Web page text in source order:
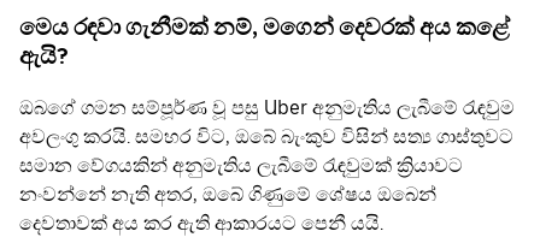
මෙය රඳවා ගැනීමක් නම්, මගෙන් දෙවරක් අය කළේ
ඇයි?
ඔබගේ ගමන සම්පූර්ණ වූ පසු Uber අනුමැතිය ලැබීමේ රැඳවුම
අවලංගු කරයි. සමහර විට, ඔබේ බැංකුව විසින් සත්‍ය ගාස්තුවට
සමාන වේගයකින් අනුමැතිය ලැබීමේ රැඳවුමක් ක්‍රියාවට
නංවන්නේ නැති අතර, ඔබේ ගිණුමේ ශේෂය ඔබෙන්
දෙවතාවක් අය කර ඇති ආකාරයට පෙනී යයි.